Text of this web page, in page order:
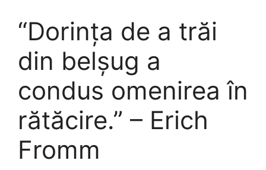
“Dorința de a trăi
din belșug a
condus omenirea în
rătăcire.” – Erich
Fromm